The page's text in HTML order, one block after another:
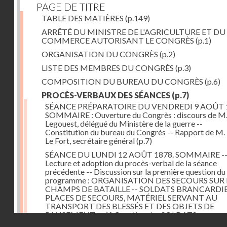
PAGE DE TITRE
TABLE DES MATIÈRES (p.149)
ARRÊTÉ DU MINISTRE DE L'AGRICULTURE ET DU
COMMERCE AUTORISANT LE CONGRÈS (p.1)
ORGANISATION DU CONGRÈS (p.2)
LISTE DES MEMBRES DU CONGRÈS (p.3)
COMPOSITION DU BUREAU DU CONGRÈS (p.6)
PROCÈS-VERBAUX DES SÉANCES (p.7)
SÉANCE PRÉPARATOIRE DU VENDREDI 9 AOÛT
SOMMAIRE : Ouverture du Congrès : discours de
Legouest, délégué du Ministère de la guerre --
Constitution du bureau du Congrès -- Rapport de M.
Le Fort, secrétaire général(p.7)
SÉANCE DU LUNDI 12 AOÛT 1878. SOMMAIRE --
Lecture et adoption du procès-verbal de la séance
précédente -- Discussion sur la première question du
programme : ORGANISATION DES SECOURS SUR
CHAMPS DE BATAILLE -- SOLDATS
PLACES DE SECOURS, MATÉRIEL SERVANT AU
TRANSPORT DES BLESSÉS ET DES OBJETS DE
PANSEMENT -- 1° Question des SOLDATS